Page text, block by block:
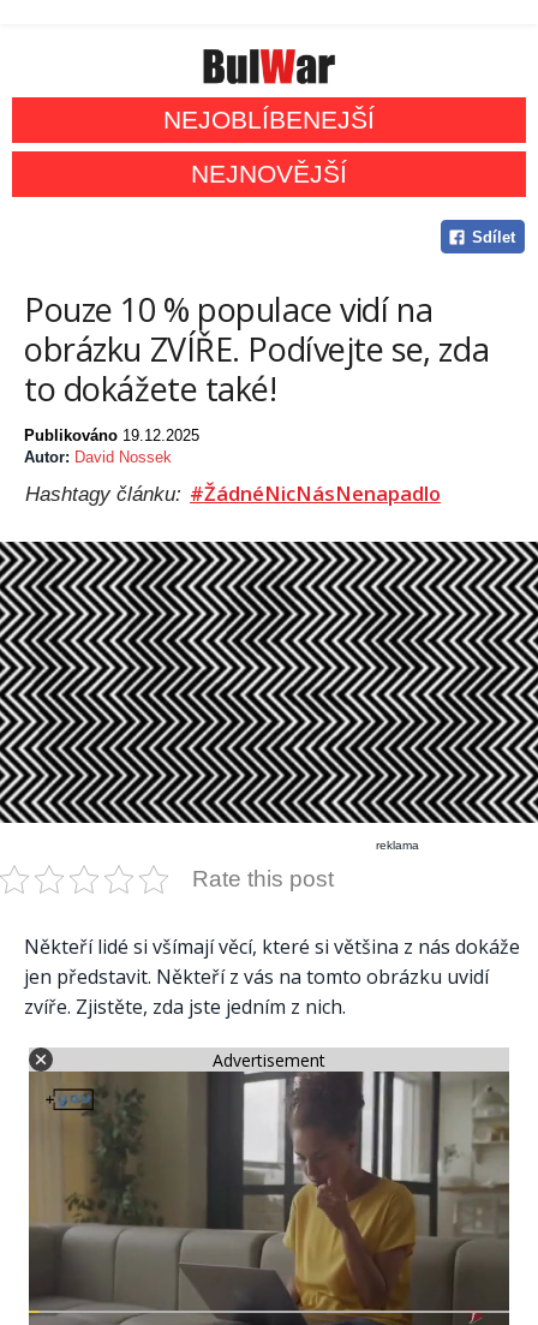
NEJOBLÍBENEJŠÍ
NEJNOVĚJŠÍ
Sdílet
Pouze 10 % populace vidí na
obrázku ZVÍŘE. Podívejte se, zda
to dokážete také!
Publikováno 19.12.2025
Autor: David Nossek
Hashtagy článku: #ŽádnéNicNásNenapadlo
reklama
Rate this post
Někteří lidé si všímají věcí, které si většina z nás dokáže
jen představit. Někteří z vás na tomto obrázku uvidí
zvíře. Zjistěte, zda jste jedním z nich.
Advertisement